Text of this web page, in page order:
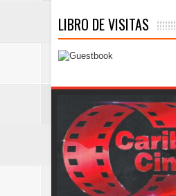
LIBRO DE VISITAS